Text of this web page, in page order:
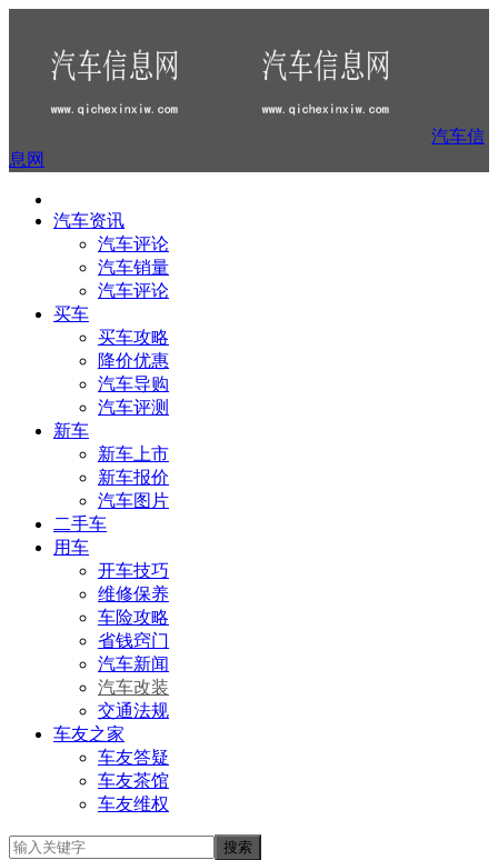
汽车信
息网
汽车资讯
汽车评论
汽车销量
汽车评论
买车
买车攻略
降价优惠
汽车导购
汽车评测
新车
新车上市
新车报价
汽车图片
二手车
用车
开车技巧
维修保养
车险攻略
省钱窍门
汽车新闻
汽车改装
交通法规
车友之家
车友答疑
车友茶馆
车友维权